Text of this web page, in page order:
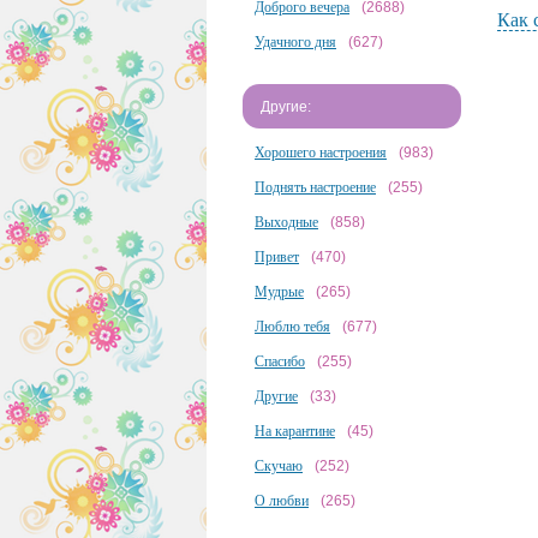
Доброго вечера (2688)
Удачного дня (627)
Другие:
Хорошего настроения (983)
Поднять настроение (255)
Выходные (858)
Привет (470)
Мудрые (265)
Люблю тебя (677)
Спасибо (255)
Другие (33)
На карантине (45)
Скучаю (252)
О любви (265)
Как